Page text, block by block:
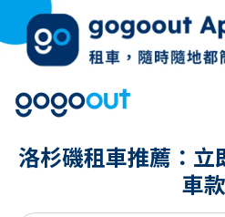
洛杉磯租車推薦：立
車款